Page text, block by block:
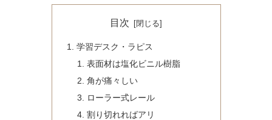
目次
学習デスク・ラピス
表面材は塩化ビニル樹脂
角が痛々しい
ローラー式レール
割り切れればアリ